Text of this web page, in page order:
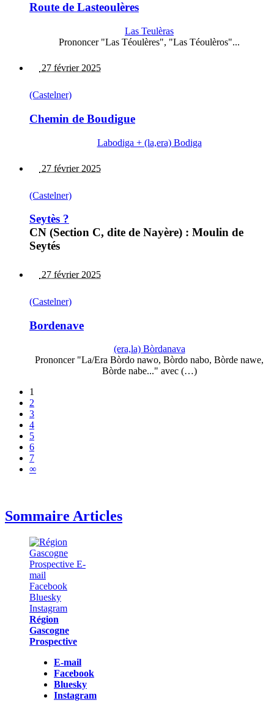
Route de Lasteoulères
Las Teulèras
Prononcer "Las Téoulères", "Las Téoulèros"...
27 février 2025
(Castelner)
Chemin de Boudigue
Labodiga + (la,era) Bodiga
27 février 2025
(Castelner)
Seytès ?
CN (Section C, dite de Nayère) : Moulin de
Seytés
27 février 2025
(Castelner)
Bordenave
(era,la) Bòrdanava
Prononcer "La/Era Bòrdo nawo, Bòrdo nabo, Bòrde nawe,
Bòrde nabe..." avec (…)
1
2
3
4
5
6
7
∞
Sommaire Articles
Région
Gascogne
Prospective
E-mail
Facebook
Bluesky
Instagram